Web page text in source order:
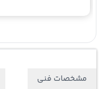
مشخصات فنی